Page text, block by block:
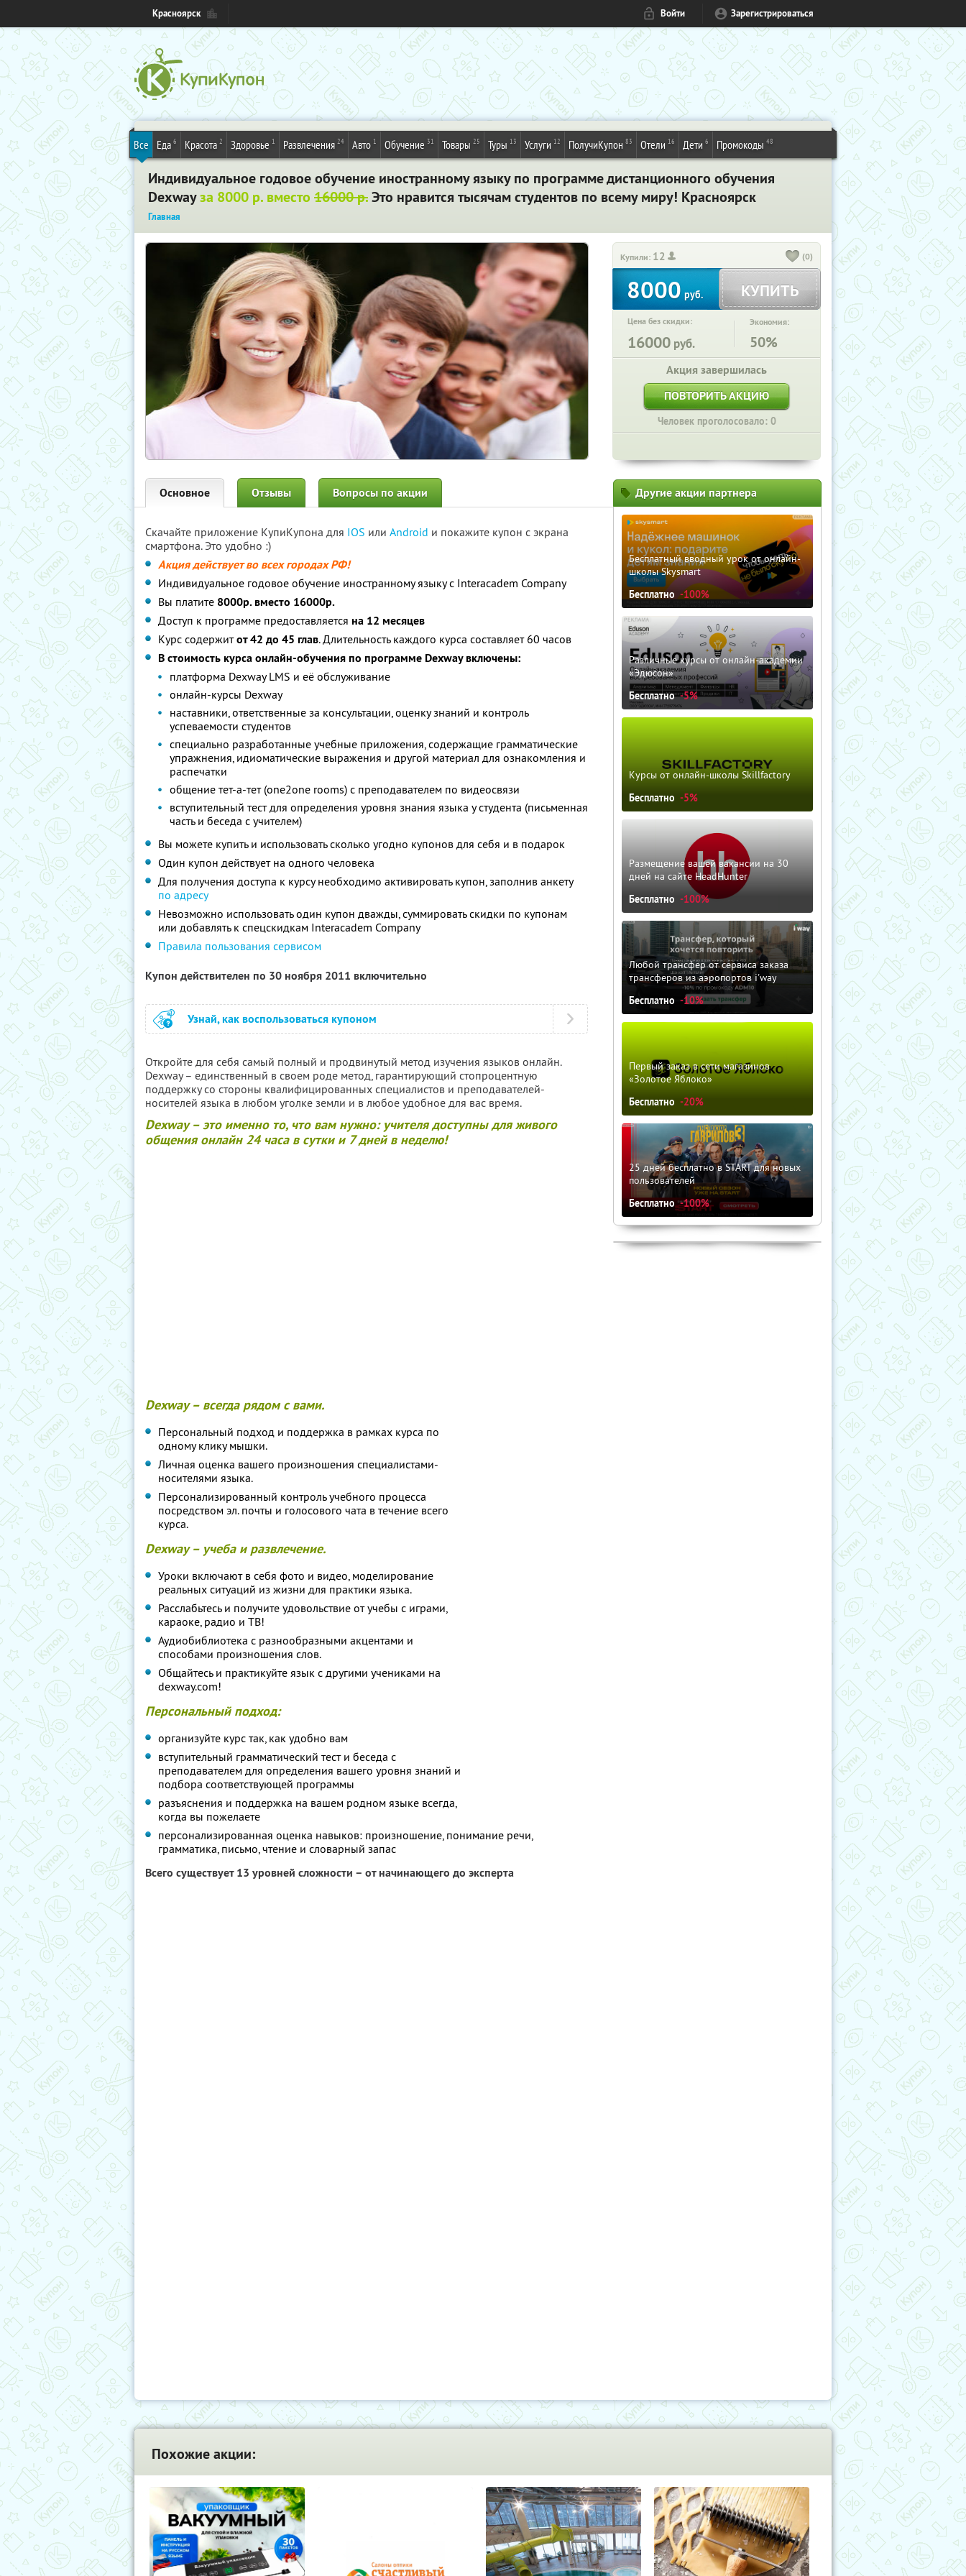
Красноярск Войти Зарегистрироваться
Все Еда 6 Красота 2 Здоровье 1 Развлечения 24 Авто 1 Обучение 31 Товары 25 Туры 13 Услуги 12 ПолучиКупон 83 Отели 16 Дети 6 Промокоды 48
Индивидуальное годовое обучение иностранному языку по программе дистанционного обучения
Dexwayза 8000 р. вместо 16000 р.Это нравится тысячам студентов по всему миру! Красноярск
Главная
Купили: 12 (0)
8000руб. КУПИТЬ
Цена без скидки:
16000 руб.
Экономия:
50%
Акция завершилась
ПОВТОРИТЬ АКЦИЮ
Человек проголосовало: 0
Основное Отзывы Вопросы по акции
Скачайте приложение КупиКупона для IOS или Android и покажите купон с экрана
смартфона. Это удобно :)
Акция действует во всех городах РФ!
Индивидуальное годовое обучение иностранному языку с Interacadem Company
Вы платите 8000р. вместо 16000р.
Доступ к программе предоставляется на 12 месяцев
Курс содержитот 42 до 45 глав. Длительность каждого курса составляет 60 часов
В стоимость курса онлайн-обучения по программе Dexway включены:
платформа Dexway LMS и её обслуживание
онлайн-курсы Dexway
наставники, ответственные за консультации, оценку знаний и контроль
успеваемости студентов
специально разработанные учебные приложения, содержащие грамматические
упражнения, идиоматические выражения и другой материал для ознакомления и
распечатки
общение тет-а-тет (one2one rooms) с преподавателем по видеосвязи
вступительный тест для определения уровня знания языка у студента (письменная
часть и беседа с учителем)
Вы можете купить и использовать сколько угодно купонов для себя и в подарок
Один купон действует на одного человека
Для получения доступа к курсу необходимо активировать купон, заполнив анкету
по адресу
Невозможно использовать один купон дважды, суммировать скидки по купонам
или добавлять к спецскидкам Interacadem Company
Правила пользования сервисом
Купон действителен по 30 ноября 2011 включительно
Узнай, как воспользоваться купоном
Откройте для себя самый полный и продвинутый метод изучения языков онлайн.
Dexway – единственный в своем роде метод, гарантирующий стопроцентную
поддержку со стороны квалифицированных специалистов и преподавателей-
носителей языка в любом уголке земли и в любое удобное для вас время.
Dexway – это именно то, что вам нужно: учителя доступны для живого
общения онлайн 24 часа в сутки и 7 дней в неделю!
Dexway – всегда рядом с вами.
Персональный подход и поддержка в рамках курса по
одному клику мышки.
Личная оценка вашего произношения специалистами-
носителями языка.
Персонализированный контроль учебного процесса
посредством эл. почты и голосового чата в течение всего
курса.
Dexway – учеба и развлечение.
Уроки включают в себя фото и видео, моделирование
реальных ситуаций из жизни для практики языка.
Расслабьтесь и получите удовольствие от учебы с играми,
караоке, радио и ТВ!
Аудиобиблиотека с разнообразными акцентами и
способами произношения слов.
Общайтесь и практикуйте язык с другими учениками на
dexway.com!
Персональный подход:
организуйте курс так, как удобно вам
вступительный грамматический тест и беседа с
преподавателем для определения вашего уровня знаний и
подбора соответствующей программы
разъяснения и поддержка на вашем родном языке всегда,
когда вы пожелаете
персонализированная оценка навыков: произношение, понимание речи,
грамматика, письмо, чтение и словарный запас
Всего существует 13 уровней сложности – от начинающего до эксперта
Другие акции партнера
Бесплатный вводный урок от онлайн-
школы Skysmart
Бесплатно -100%
Различные курсы от онлайн-академии
«Эдюсон»
Бесплатно -5%
Курсы от онлайн-школы Skillfactory
Бесплатно -5%
Размещение вашей вакансии на 30
дней на сайте HeadHunter
Бесплатно -100%
Любой трансфер от сервиса заказа
трансферов из аэропортов i'way
Бесплатно -10%
Первый заказ в сети магазинов
«Золотое Яблоко»
Бесплатно -20%
25 дней бесплатно в START для новых
пользователей
Бесплатно -100%
Похожие акции: